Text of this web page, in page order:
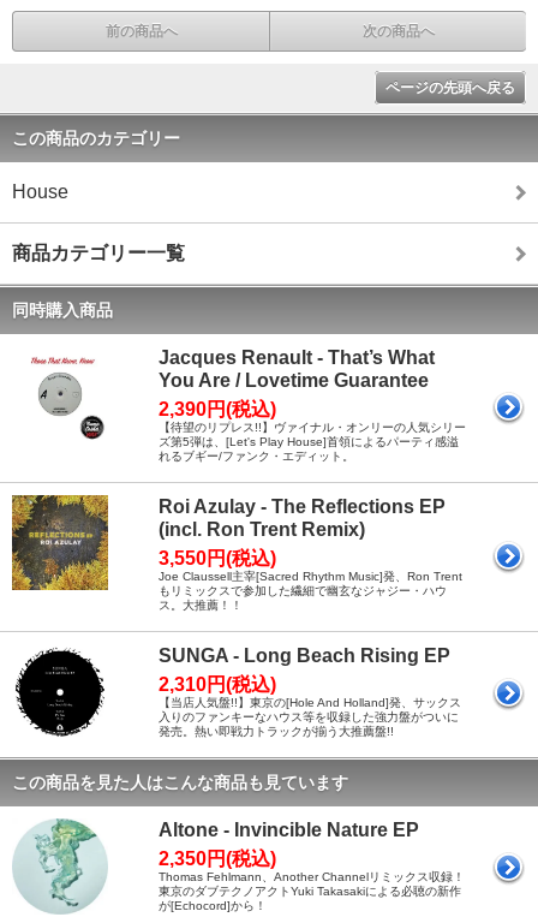
前の商品へ 次の商品へ
ページの先頭へ戻る
この商品のカテゴリー
House
商品カテゴリー一覧
同時購入商品
Jacques Renault - That’s What
You Are / Lovetime Guarantee
2,390円(税込)
【待望のリプレス!!】ヴァイナル・オンリーの人気シリー
ズ第5弾は、[Let's Play House]首領によるパーティ感溢
れるブギー/ファンク・エディット。
Roi Azulay - The Reflections EP
(incl. Ron Trent Remix)
3,550円(税込)
Joe Claussell主宰[Sacred Rhythm Music]発、Ron Trent
もリミックスで参加した繊細で幽玄なジャジー・ハウ
ス。大推薦！！
SUNGA - Long Beach Rising EP
2,310円(税込)
【当店人気盤!!】東京の[Hole And Holland]発、サックス
入りのファンキーなハウス等を収録した強力盤がついに
発売。熱い即戦力トラックが揃う大推薦盤!!
この商品を見た人はこんな商品も見ています
Altone - Invincible Nature EP
2,350円(税込)
Thomas Fehlmann、Another Channelリミックス収録！
東京のダブテクノアクトYuki Takasakiによる必聴の新作
が[Echocord]から！